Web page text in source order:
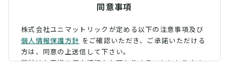
同意事項
株式会社ユニマットリックが定める以下の注意事項及び
個人情報保護方針 をご確認いただき、 ご承諾いただける
方は、同意の上送信して下さい。
弊社はお客様の個人情報をお預かりすることになります